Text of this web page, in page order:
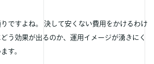
ですよね。 決して安くない費用をかけるわけ
う効果が出るのか、運用イメージが湧きにく
す。